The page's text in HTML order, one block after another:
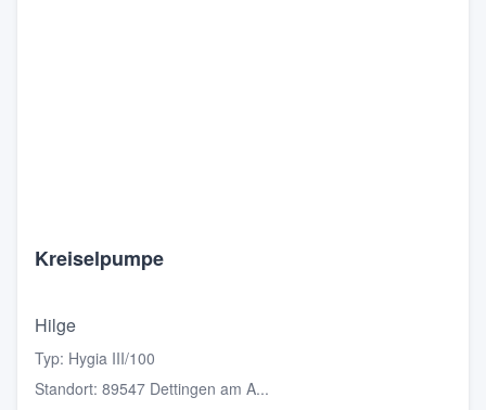
Kreiselpumpe
Hilge
Typ: Hygia III/100
Standort: 89547 Dettingen am A...